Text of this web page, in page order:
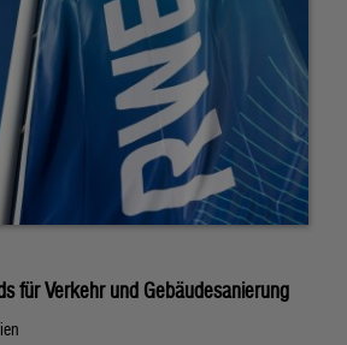
für Verkehr und Gebäudesanierung